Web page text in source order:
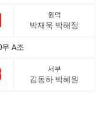
원덕
박재욱 박해정
A조
서부
김동하 박혜원